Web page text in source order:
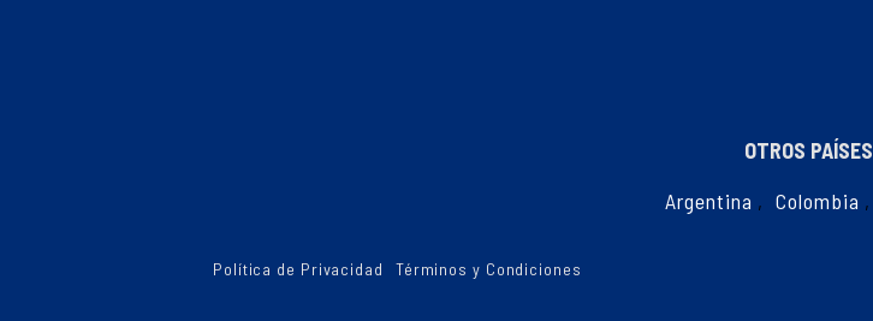
OTROS PAÍSES
Argentina , Colombia ,
Política de Privacidad Términos y Condiciones